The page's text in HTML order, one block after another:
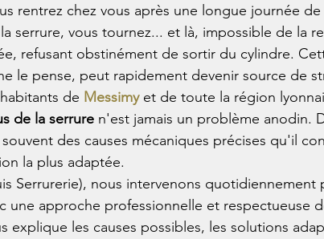
rentrez chez vous après une longue journée de
serrure, vous tournez... et là, impossible de la
refusant obstinément de sortir du cylindre.
le pense, peut rapidement devenir source de
de Messimy et de toute la région
de la serrure n'est jamais un problème anodin.
des causes mécaniques précises qu'il
la plus adaptée.
Serrurerie), nous intervenons quotidiennement
une approche professionnelle et respectueuse
explique les causes possibles, les solutions